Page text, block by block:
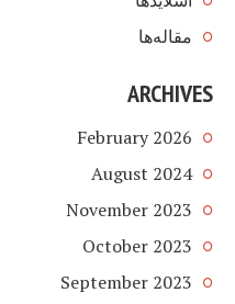
مقاله‌ها
ARCHIVES
February 2026
August 2024
November 2023
October 2023
September 2023